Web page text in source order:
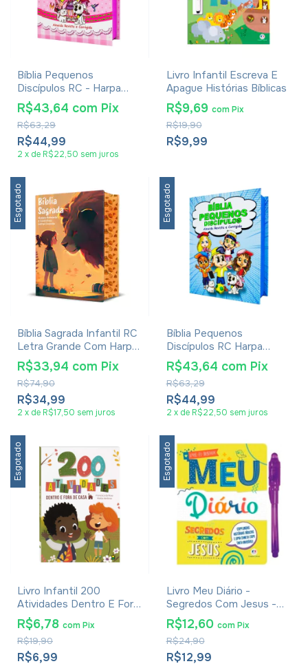
Bíblia Pequenos
Discípulos RC - Harpa
Avivada E Corinhos -
Rosa
R$44,99
R$63,29
R$43,64 com Pix
2 x de R$22,50 sem juros
Livro Infantil Escreva E
Apague Histórias Bíblicas
R$9,99
R$19,90
R$9,69 com Pix
Esgotado
Bíblia Sagrada Infantil RC
Letra Grande Com Harpa
Avivada E Corinhos Capa
Dura Pequena Leão
Criança
R$34,99
R$74,90
R$33,94 com Pix
2 x de R$17,50 sem juros
Esgotado
Bíblia Pequenos
Discípulos RC Harpa
Avivada E Corinhos Azul
R$44,99
R$63,29
R$43,64 com Pix
2 x de R$22,50 sem juros
Esgotado
Livro Infantil 200
Atividades Dentro E Fora
de Casa - Francisca Da
Rosa E Mailza Barbosa
R$6,99
R$19,90
R$6,78 comPix
Esgotado
Livro Meu Diário -
Segredos Com Jesus -
Inclui Caneta De Tinta
Invisível
R$12,99
R$24,90
R$12,60 com Pix